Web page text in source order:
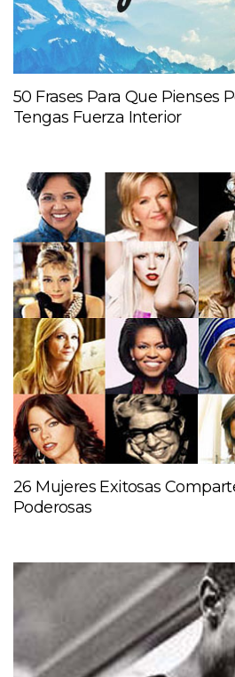
50 Frases Para Que Pienses
Tengas Fuerza Interior
26 Mujeres Exitosas
Poderosas